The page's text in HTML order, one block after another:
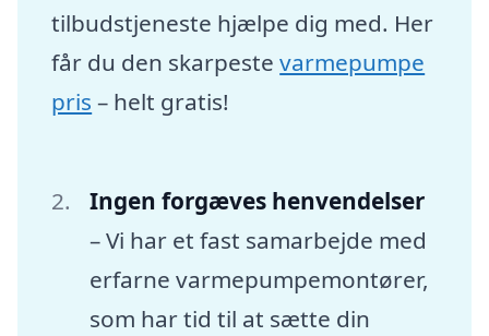
tilbudstjeneste hjælpe dig med. Her
får du den skarpestevarmepumpe
pris – helt gratis!
Ingen forgæves henvendelser
– Vi har et fast samarbejde med
erfarne varmepumpemontører,
som har tid til at sætte din